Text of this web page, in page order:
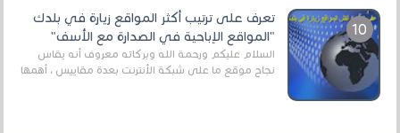
تعرف على ترتيب أكثر المواقع زيارة في بلدك
"المواقع الإباحية في الصدارة مع الأسف"
السلام عليكم ورحمة الله وبركاته معروف أنه يقاس
نجاح موقع ما على شبكة الأنترنت بعدة مقاييس ، أهمها